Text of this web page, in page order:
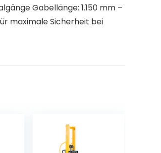
Gabellänge: 1.150 mm –
maximale Sicherheit bei